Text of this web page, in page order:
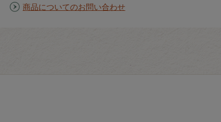
商品についてのお問い合わせ